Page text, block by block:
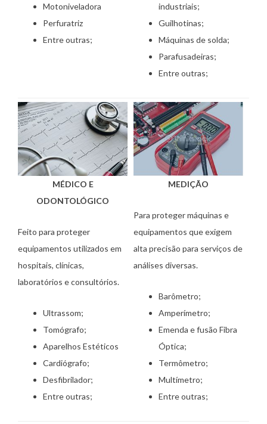
Motoniveladora
Perfuratriz
Entre outras;
industriais;
Guilhotinas;
Máquinas de solda;
Parafusadeiras;
Entre outras;
MÉDICO E
ODONTOLÓGICO
Feito para proteger
equipamentos utilizados em
hospitais, clínicas,
laboratórios e consultórios.
Ultrassom;
Tomógrafo;
Aparelhos Estéticos
Cardiógrafo;
Desfibrilador;
Entre outras;
MEDIÇÃO
Para proteger máquinas e
equipamentos que exigem
alta precisão para serviços de
análises diversas.
Barômetro;
Amperímetro;
Emenda e fusão Fibra
Óptica;
Termômetro;
Multímetro;
Entre outras;